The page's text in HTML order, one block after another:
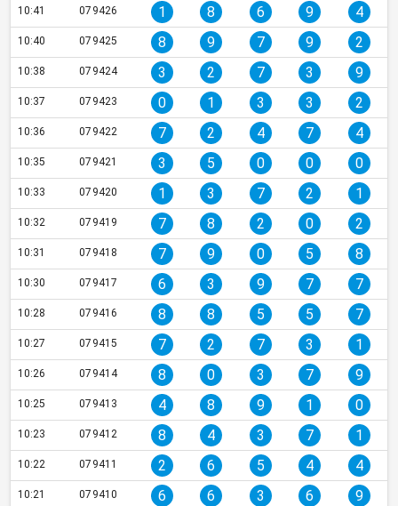
10:41 079426 1 8 6 9 4
10:40 079425 8 9 7 9 2
10:38 079424 3 2 7 3 9
10:37 079423 0 1 3 3 2
10:36 079422 7 2 4 7 4
10:35 079421 3 5 0 0 0
10:33 079420 1 3 7 2 1
10:32 079419 7 8 2 0 2
10:31 079418 7 9 0 5 8
10:30 079417 6 3 9 7 7
10:28 079416 8 8 5 5 7
10:27 079415 7 2 7 3 1
10:26 079414 8 0 3 7 9
10:25 079413 4 8 9 1 0
10:23 079412 8 4 3 7 1
10:22 079411 2 6 5 4 4
10:21 079410 6 6 3 6 9